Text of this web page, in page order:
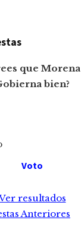
que Morena
bien?
resultados
Anteriores